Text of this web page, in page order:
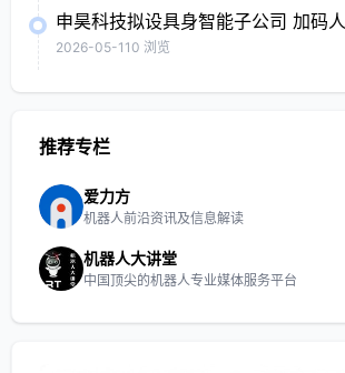
申昊科技拟设具身智能子公司 加码
2026-05-110 浏览
推荐专栏
爱力方
机器人前沿资讯及信息解读
机器人大讲堂
中国顶尖的机器人专业媒体服务平台